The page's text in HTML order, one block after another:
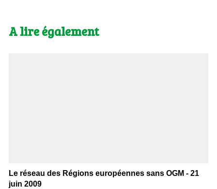
A lire également
Le réseau des Régions européennes sans OGM - 21
juin 2009